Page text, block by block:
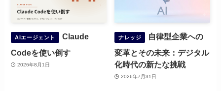
AIエージェント
Claude
Codeを使い倒す
2026年8月1日
ナレッジ
自律型企業への
変革とその未来：デジタル
化時代の新たな挑戦
2026年7月31日